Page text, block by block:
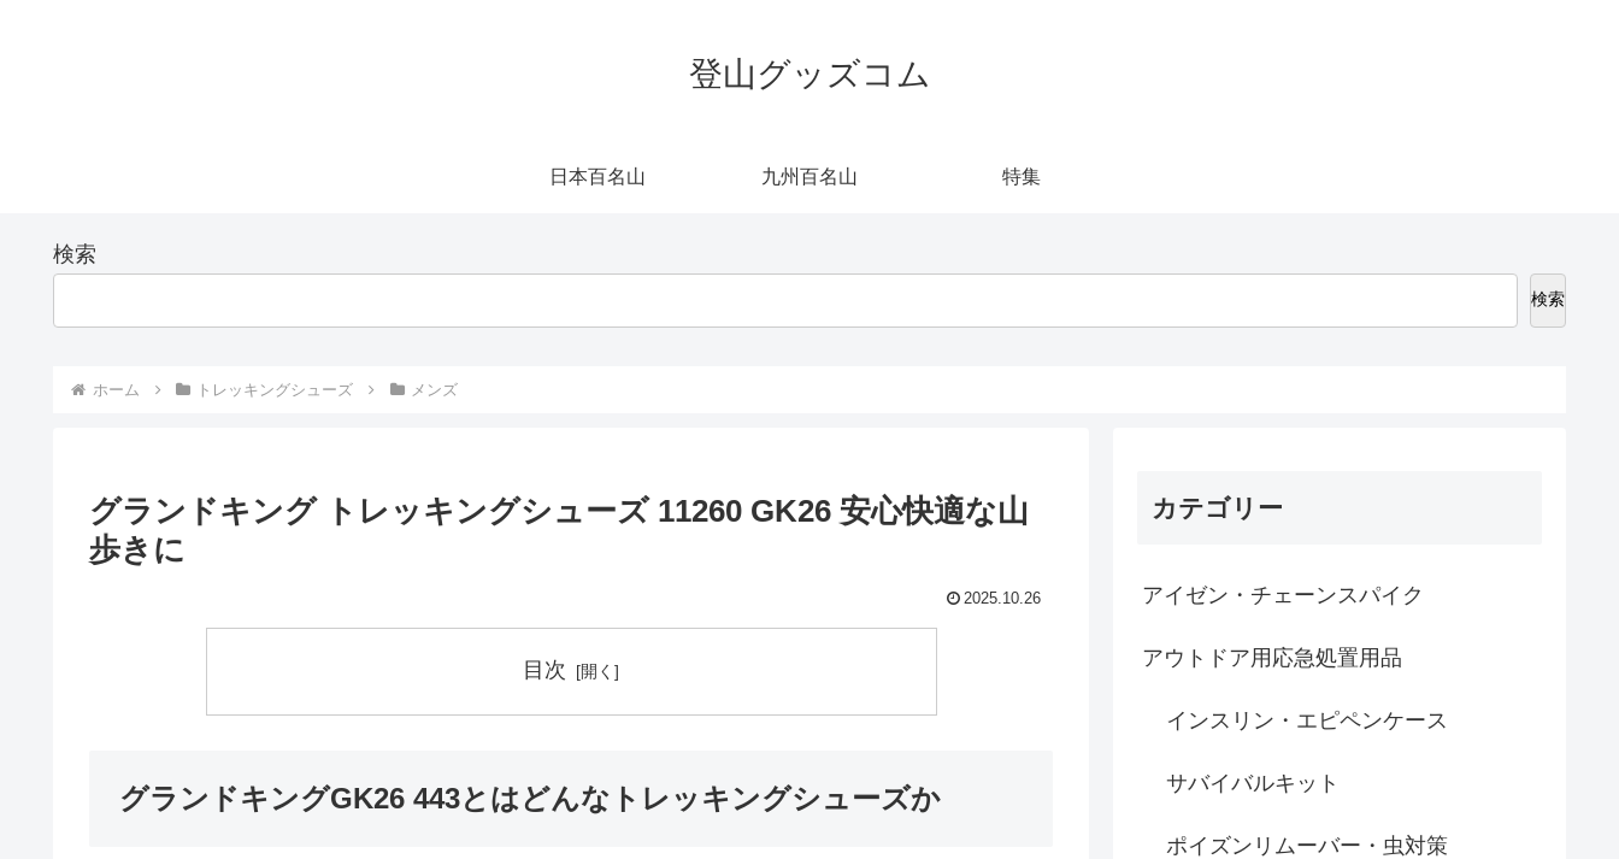
登山グッズコム
日本百名山 九州百名山 特集
検索
検索
ホーム トレッキングシューズ メンズ
グランドキング トレッキングシューズ 11260 GK26 安心快適な山
歩きに
2025.10.26
目次
グランドキングGK26 443とはどんなトレッキングシューズか
カテゴリー
アイゼン・チェーンスパイク
アウトドア用応急処置用品
インスリン・エピペンケース
サバイバルキット
ポイズンリムーバー・虫対策